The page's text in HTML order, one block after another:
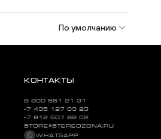
По умолчанию
КОНТАКТЫ
8 800 551 21 31
+7 495 127 09 29
+7 812 507 82 62
STORE@STEREOZONA.RU
WHATSAPP